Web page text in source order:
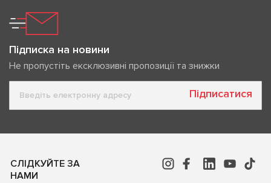
Підписка на новини
Не пропустіть ексклюзивні пропозиції та знижки
Підписатися
СЛІДКУЙТЕ ЗА
НАМИ